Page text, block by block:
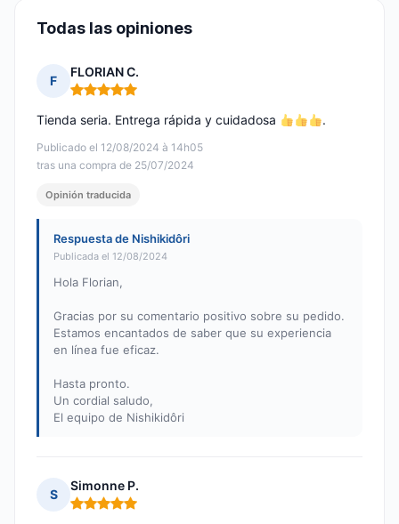
Todas las opiniones
F
FLORIAN C.
Nota: 5 de 5
Publicado el 12/08/2024 à 14h05
tras una compra de 25/07/2024
Tienda seria. Entrega rápida y cuidadosa .
Opinión traducida
Respuesta de Nishikidôri
Publicada el 12/08/2024
Hola Florian,
Gracias por su comentario positivo sobre su pedido.
Estamos encantados de saber que su experiencia
en línea fue eficaz.
Hasta pronto.
Un cordial saludo,
El equipo de Nishikidôri
S
Simonne P.
Nota: 5 de 5